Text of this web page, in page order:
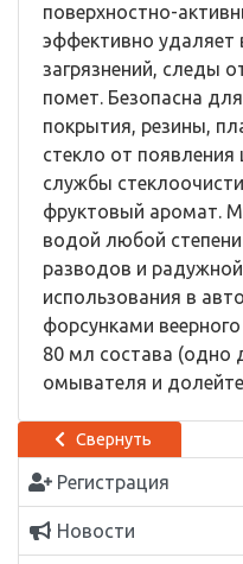
Свернуть
Регистрация
Новости
поверхностно-
эффективно
загрязнений, следы
помет. Безопасна
покрытия, резины,
стекло от
службы
фруктовый аромат.
водой любой
разводов и
использования в
форсунками
80 мл состава (одно
омывателя и